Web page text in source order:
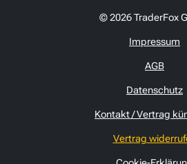
© 2026 TraderFox
Impressum
AGB
Datenschutz
Kontakt / Vertrag
Vertrag